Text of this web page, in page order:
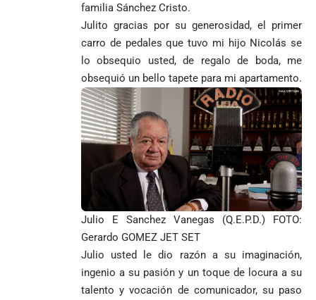
familia Sánchez Cristo.
Julito gracias por su generosidad, el primer
carro de pedales que tuvo mi hijo Nicolás se
lo obsequio usted, de regalo de boda, me
obsequió un bello tapete para mi apartamento.
Julio E Sanchez Vanegas (Q.E.P.D.) FOTO:
Gerardo GOMEZ JET SET
Julio usted le dio razón a su imaginación,
ingenio a su pasión y un toque de locura a su
talento y vocación de comunicador, su paso